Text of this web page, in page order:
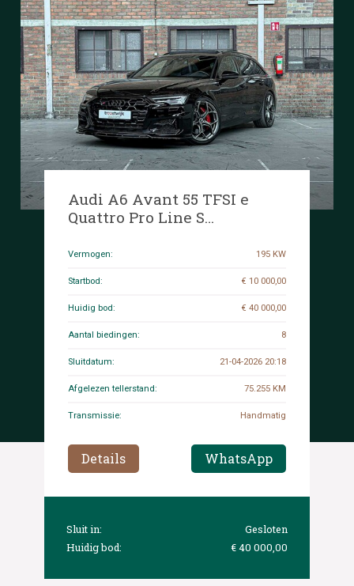
Audi A6 Avant 55 TFSI e
Quattro Pro Line S
(Plug-In Hybrid), HLJ-85-T
Vermogen: 195 KW
Startbod: € 10 000,00
Huidig bod: € 40 000,00
Aantal biedingen: 8
Sluitdatum: 21-04-2026 20:18
Afgelezen tellerstand: 75.255 KM
Transmissie: Handmatig
Details WhatsApp
Sluit in:
Gesloten
Huidig bod:
€ 40 000,00